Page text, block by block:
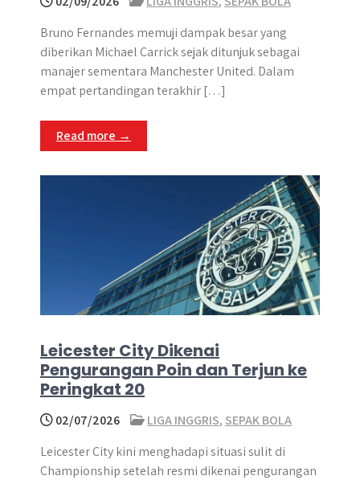
Bruno Fernandes memuji dampak besar yang
diberikan Michael Carrick sejak ditunjuk sebagai
manajer sementara Manchester United. Dalam
empat pertandingan terakhir […]
Read more →
Leicester City Dikenai
Pengurangan Poin dan Terjun ke
Peringkat 20
02/07/2026 LIGA INGGRIS, SEPAK BOLA
Leicester City kini menghadapi situasi sulit di
Championship setelah resmi dikenai pengurangan